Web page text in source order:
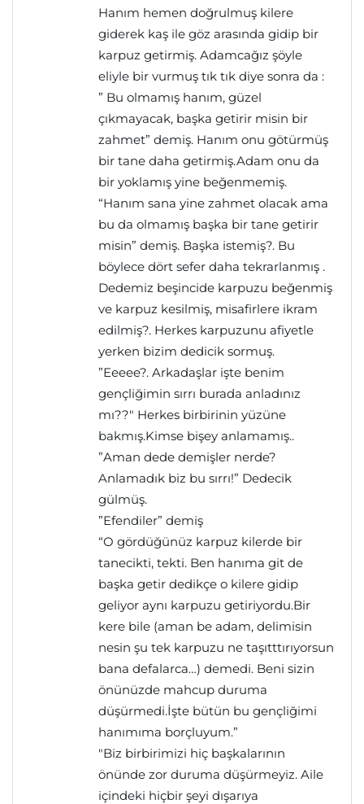
Hanım hemen doğrulmuş kilere
giderek kaş ile göz arasında gidip bir
karpuz getirmiş. Adamcağız şöyle
eliyle bir vurmuş tık tık diye sonra da :
” Bu olmamış hanım, güzel
çıkmayacak, başka getirir misin bir
zahmet” demiş. Hanım onu götürmüş
bir tane daha getirmiş.Adam onu da
bir yoklamış yine beğenmemiş.
“Hanım sana yine zahmet olacak ama
bu da olmamış başka bir tane getirir
misin” demiş. Başka istemiş?. Bu
böylece dört sefer daha tekrarlanmış .
Dedemiz beşincide karpuzu beğenmiş
ve karpuz kesilmiş, misafirlere ikram
edilmiş?. Herkes karpuzunu afiyetle
yerken bizim dedicik sormuş.
”Eeeee?. Arkadaşlar işte benim
gençliğimin sırrı burada anladınız
mı??" Herkes birbirinin yüzüne
bakmış.Kimse bişey anlamamış..
”Aman dede demişler nerde?
Anlamadık biz bu sırrı!” Dedecik
gülmüş.
”Efendiler” demiş
“O gördüğünüz karpuz kilerde bir
tanecikti, tekti. Ben hanıma git de
başka getir dedikçe o kilere gidip
geliyor aynı karpuzu getiriyordu.Bir
kere bile (aman be adam, delimisin
nesin şu tek karpuzu ne taşıtttırıyorsun
bana defalarca…) demedi. Beni sizin
önünüzde mahcup duruma
düşürmedi.İşte bütün bu gençliğimi
hanımıma borçluyum.”
"Biz birbirimizi hiç başkalarının
önünde zor duruma düşürmeyiz. Aile
içindeki hiçbir şeyi dışarıya